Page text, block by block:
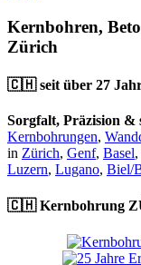
Kernbohren,
Zürich
🇨🇭 seit über 27
Sorgfalt, Präzision &
Kernbohrungen,
in Zürich, Genf, Basel,
Luzern, Lugano, Biel/
🇨🇭 Kernbohrung